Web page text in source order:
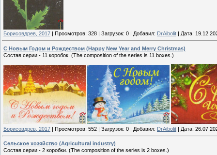
Борисовдрев, 2017 | Просмотров: 328 | Загрузок: 0 | Добавил: DrAibolit | Дата:
С Новым Годом и Рождеством (Happy New Year and Merry Christmas)
Состав серии - 11 коробок. (The composition of the series is 11 boxes.)
Борисовдрев, 2017 | Просмотров: 552 | Загрузок: 0 | Добавил: DrAibolit | Дата:
Сельское хозяйство (Agricultural industry)
Состав серии - 2 коробки. (The composition of the series is 2 boxes.)